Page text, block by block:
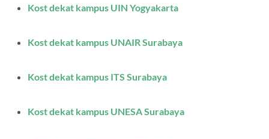
Kost dekat kampus UIN Yogyakarta
Kost dekat kampus UNAIR Surabaya
Kost dekat kampus ITS Surabaya
Kost dekat kampus UNESA Surabaya